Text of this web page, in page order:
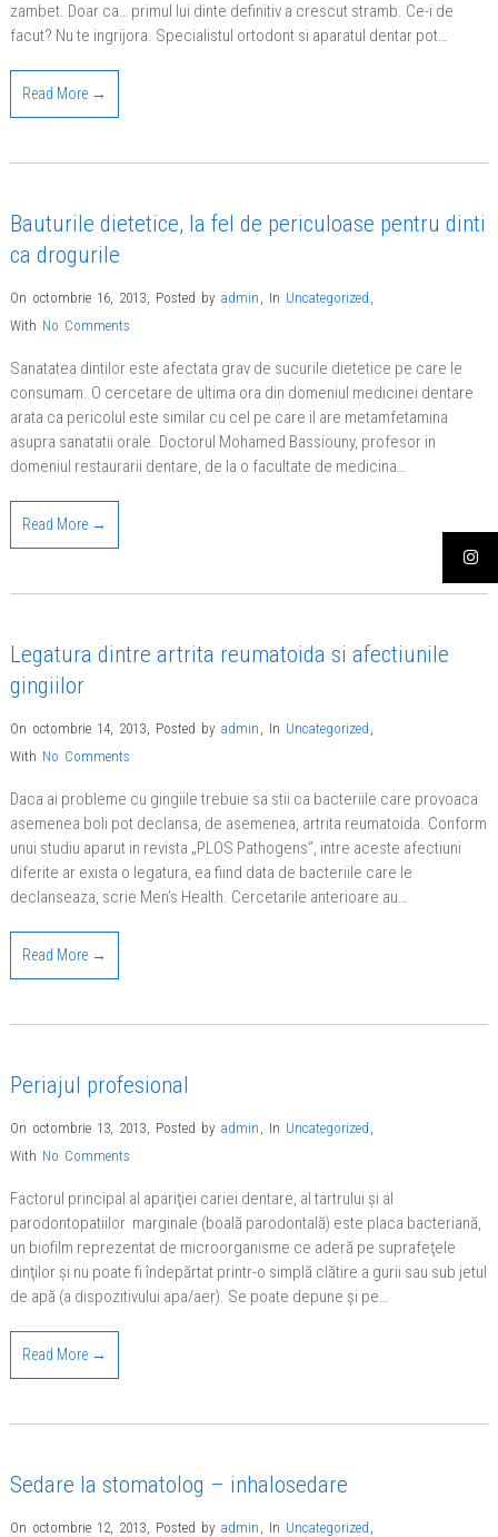
zambet. Doar ca… primul lui dinte definitiv a crescut stramb. Ce-i de
facut? Nu te ingrijora. Specialistul ortodont si aparatul dentar pot…
Read More →
Bauturile dietetice, la fel de periculoase pentru dinti
ca drogurile
On octombrie 16, 2013, Posted by admin , In Uncategorized ,
With No Comments
Sanatatea dintilor este afectata grav de sucurile dietetice pe care le
consumam. O cercetare de ultima ora din domeniul medicinei dentare
arata ca pericolul este similar cu cel pe care il are metamfetamina
asupra sanatatii orale. Doctorul Mohamed Bassiouny, profesor in
domeniul restaurarii dentare, de la o facultate de medicina…
Read More →
Legatura dintre artrita reumatoida si afectiunile
gingiilor
On octombrie 14, 2013, Posted by admin , In Uncategorized ,
With No Comments
Daca ai probleme cu gingiile trebuie sa stii ca bacteriile care provoaca
asemenea boli pot declansa, de asemenea, artrita reumatoida. Conform
unui studiu aparut in revista „PLOS Pathogens”, intre aceste afectiuni
diferite ar exista o legatura, ea fiind data de bacteriile care le
declanseaza, scrie Men’s Health. Cercetarile anterioare au…
Read More →
Periajul profesional
On octombrie 13, 2013, Posted by admin , In Uncategorized ,
With No Comments
Factorul principal al apariţiei cariei dentare, al tartrului şi al
parodontopatiilor marginale (boală parodontală) este placa bacteriană,
un biofilm reprezentat de microorganisme ce aderă pe suprafeţele
dinţilor şi nu poate fi îndepărtat printr-o simplă clătire a gurii sau sub jetul
de apă (a dispozitivului apa/aer). Se poate depune şi pe…
Read More →
Sedare la stomatolog – inhalosedare
On octombrie 12, 2013, Posted by admin , In Uncategorized ,